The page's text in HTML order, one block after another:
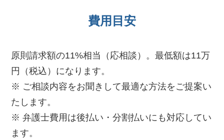
費用目安
原則請求額の11%相当（応相談）。最低額は11万
円（税込）になります。
※ ご相談内容をお聞きして最適な方法をご提案い
たします。
※ 弁護士費用は後払い・分割払いにも対応してい
ます。